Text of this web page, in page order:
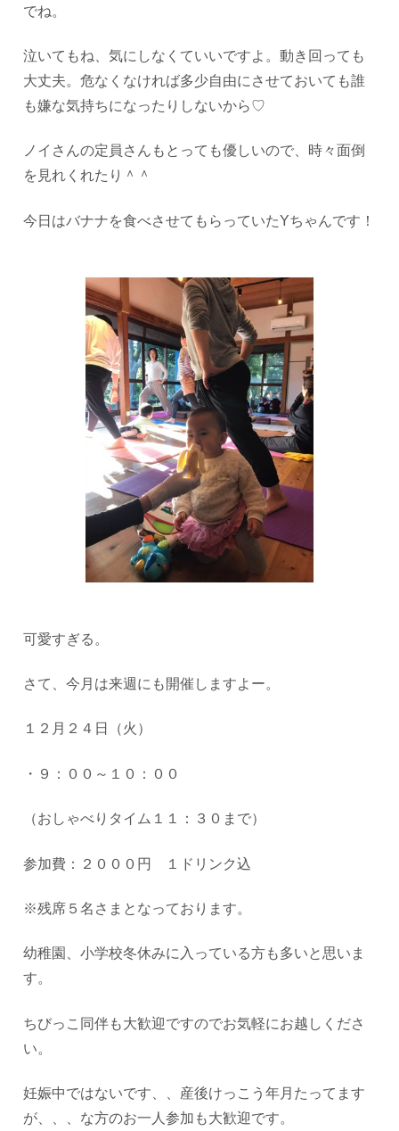
でね。
泣いてもね、気にしなくていいですよ。動き回っても
大丈夫。危なくなければ多少自由にさせておいても誰
も嫌な気持ちになったりしないから♡
ノイさんの定員さんもとっても優しいので、時々面倒
を見れくれたり＾＾
今日はバナナを食べさせてもらっていたYちゃんです！
可愛すぎる。
さて、今月は来週にも開催しますよー。
１２月２４日（火）
・９：００～１０：００
（おしゃべりタイム１１：３０まで）
参加費：２０００円 １ドリンク込
※残席５名さまとなっております。
幼稚園、小学校冬休みに入っている方も多いと思いま
す。
ちびっこ同伴も大歓迎ですのでお気軽にお越しくださ
い。
妊娠中ではないです、、産後けっこう年月たってます
が、、、な方のお一人参加も大歓迎です。